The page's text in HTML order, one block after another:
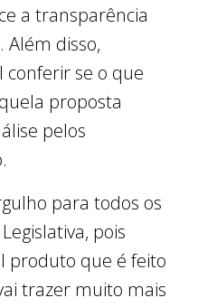
a transparência
Além disso,
se o que
proposta
pelos
para todos os
pois
produto que é feito
trazer muito mais